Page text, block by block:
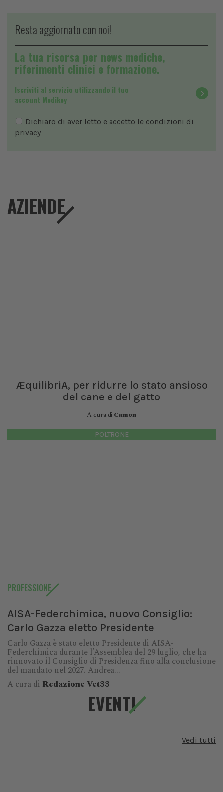
Resta aggiornato con noi!
La tua risorsa per news mediche,
riferimenti clinici e formazione.
Iscriviti al servizio utilizzando il tuo
account Medikey
Dichiaro di aver letto e accetto le condizioni di
privacy
AZIENDE
ÆquilibriA, per ridurre lo stato ansioso
del cane e del gatto
A cura di Camon
POLTRONE
PROFESSIONE
AISA-Federchimica, nuovo Consiglio:
Carlo Gazza eletto Presidente
Carlo Gazza è stato eletto Presidente di AISA-
Federchimica durante l’Assemblea del 29 luglio, che ha
rinnovato il Consiglio di Presidenza fino alla conclusione
del mandato nel 2027. Andrea...
A cura di Redazione Vet33
EVENTI
Vedi tutti